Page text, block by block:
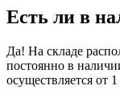
Есть ли в
Да! На складе
постоянно в
осуществляется от